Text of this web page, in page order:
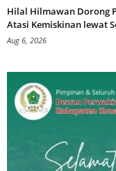
Hilal Hilmawan Dorong
Atasi Kemiskinan lewat
Aug 6, 2026